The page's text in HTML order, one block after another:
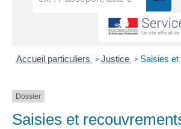
Accueil particuliers > Justice > Saisies
Dossier
Saisies et